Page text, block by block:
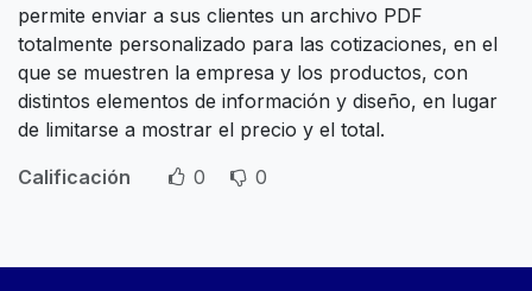
permite enviar a sus clientes un archivo PDF
totalmente personalizado para las cotizaciones, en el
que se muestren la empresa y los productos, con
distintos elementos de información y diseño, en lugar
de limitarse a mostrar el precio y el total.
Calificación
0 0